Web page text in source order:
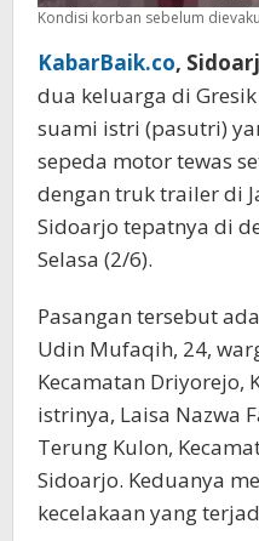
Kondisi korban sebelum
KabarBaik.co,
dua keluarga di
suami istri (pasutri)
sepeda motor tewas
dengan truk trailer di
Sidoarjo tepatnya di
Selasa (2/6).
Pasangan tersebut
Udin Mufaqih, 24,
Kecamatan Driyorejo,
istrinya, Laisa Nazwa
Terung Kulon,
Sidoarjo. Keduanya
kecelakaan yang